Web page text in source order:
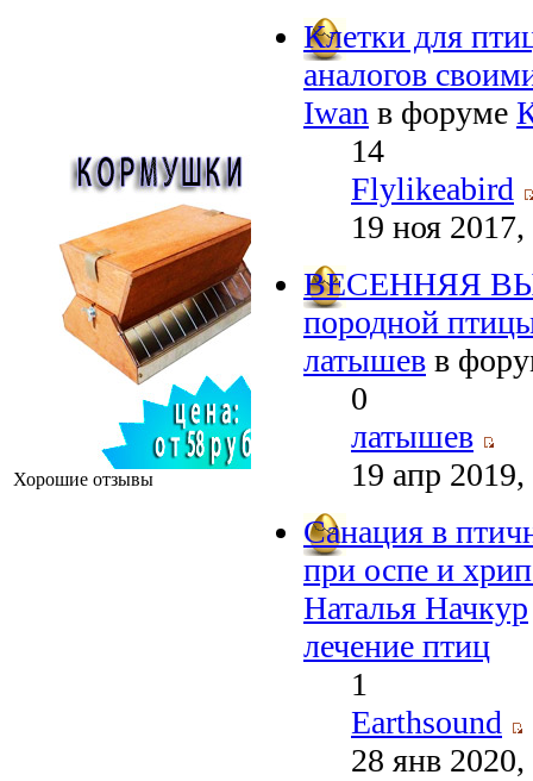
Хорошие отзывы
Клетки для
аналогов
Iwan в форуме
14
Flylikeabird
19 ноя
ВЕСЕННЯЯ
породной
латышев в
0
латышев
19 апр
Санация в
при оспе и
Наталья Начкур
лечение птиц
1
Earthsound
28 янв